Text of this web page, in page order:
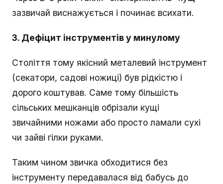
зазвичай виснажується і починає всихати.
3. Дефіцит інструментів у минулому
Століття тому якісний металевий інструмент
(секатори, садові ножиці) був рідкістю і
дорого коштував. Саме тому більшість
сільських мешканців обрізали кущі
звичайними ножами або просто ламали сухі
чи зайві гілки руками.
Таким чином звичка обходитися без
інструменту передавалася від бабусь до